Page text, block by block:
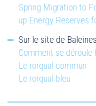
Spring Migration to
up Energy Reserves
Sur le site de
Comment se déroule
Le rorqual commun
Le rorqual bleu